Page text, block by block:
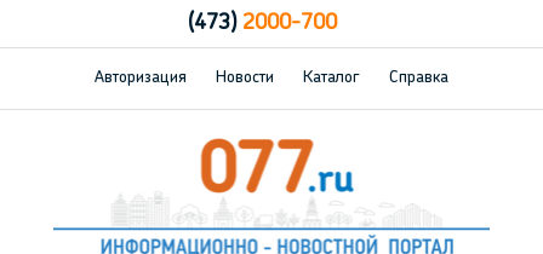
(473)2000-700
Авторизация Новости Каталог Справка